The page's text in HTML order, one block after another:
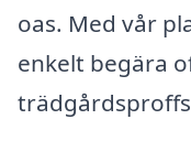
oas. Med vår
enkelt begära